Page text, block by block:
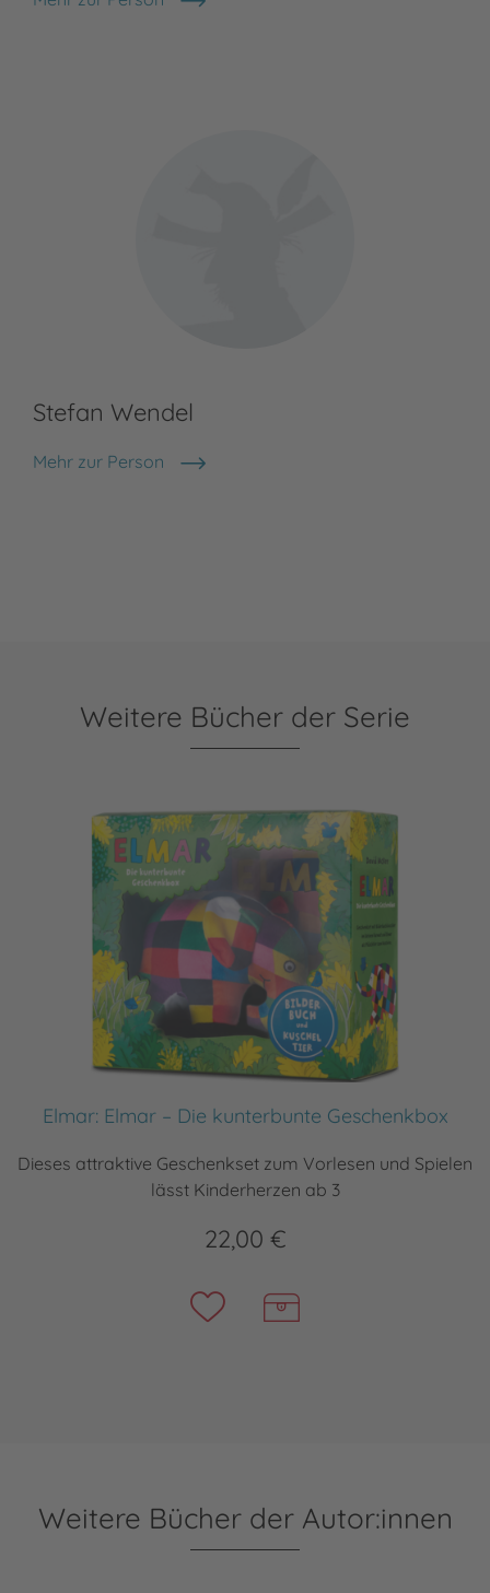
David McKee
Stefan Wendel
Mehr zur Person
Stefan Wendel
Weitere Bücher der Serie
Elmar: Elmar – Die kunterbunte Geschenkbox
Dieses attraktive Geschenkset zum Vorlesen und Spielen
lässt Kinderherzen ab 3
22,00 €
Weitere Bücher der Autor:innen